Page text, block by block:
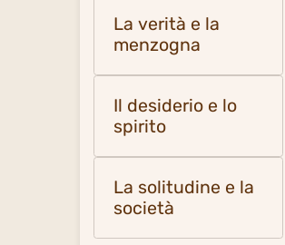
La verità e la
menzogna
Il desiderio e lo
spirito
La solitudine e la
società